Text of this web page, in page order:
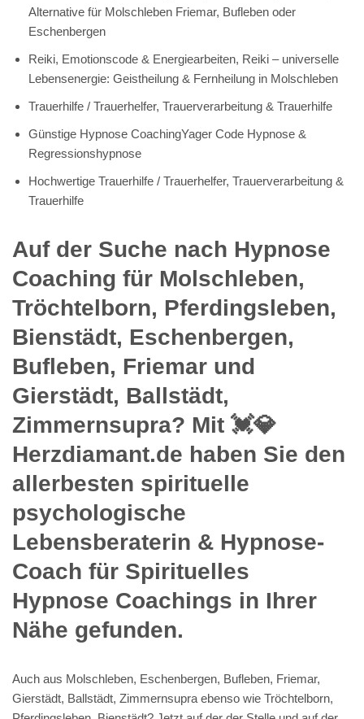
Alternative für Molschleben Friemar, Bufleben oder
Eschenbergen
Reiki, Emotionscode & Energiearbeiten, Reiki – universelle
Lebensenergie: Geistheilung & Fernheilung in Molschleben
Trauerhilfe / Trauerhelfer, Trauerverarbeitung & Trauerhilfe
Günstige Hypnose CoachingYager Code Hypnose &
Regressionshypnose
Hochwertige Trauerhilfe / Trauerhelfer, Trauerverarbeitung &
Trauerhilfe
Auf der Suche nach Hypnose
Coaching für Molschleben,
Tröchtelborn, Pferdingsleben,
Bienstädt, Eschenbergen,
Bufleben, Friemar und
Gierstädt, Ballstädt,
Zimmernsupra? Mit 💓️💎
Herzdiamant.de haben Sie den
allerbesten spirituelle
psychologische
Lebensberaterin & Hypnose-
Coach für Spirituelles
Hypnose Coachings in Ihrer
Nähe gefunden.
Auch aus Molschleben, Eschenbergen, Bufleben, Friemar,
Gierstädt, Ballstädt, Zimmernsupra ebenso wie Tröchtelborn,